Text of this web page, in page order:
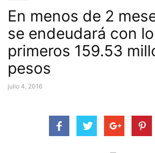
En menos de 2
se endeudará con
primeros 159.53
pesos
julio 4, 2016